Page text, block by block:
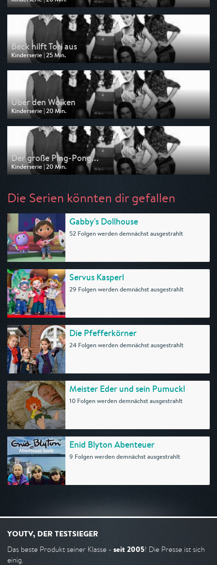
Ausgestrahlt von Nickelodeon
am 07.08.2026, 01:45
Beck hilft Tori aus
Kinderserie | 25 Min.
Ausgestrahlt von Nickelodeon
am 07.08.2026, 01:20
Über den Wolken
Kinderserie | 20 Min.
Ausgestrahlt von Nickelodeon
am 07.08.2026, 01:00
Der große Ping-Pong...
Kinderserie | 20 Min.
Ausgestrahlt von Nickelodeon
Die Serien könnten dir gefallen
Gabby's Dollhouse
52 Folgen werden demnächst ausgestrahlt
Servus Kasperl
29 Folgen werden demnächst ausgestrahlt
Die Pfefferkörner
24 Folgen werden demnächst ausgestrahlt
Meister Eder und sein Pumuckl
10 Folgen werden demnächst ausgestrahlt
Enid Blyton Abenteuer
9 Folgen werden demnächst ausgestrahlt
YOUTV, DER TESTSIEGER
Das beste Produkt seiner Klasse - seit 2005! Die Presse ist sich
einig.